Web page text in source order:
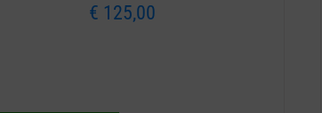
€ 125,00